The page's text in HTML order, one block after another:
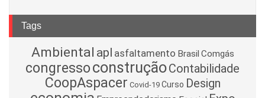
Tags
Ambiental apl asfaltamento Brasil Comgás
congressoconstruçãoContabilidade
CoopAspacer Covid-19 Curso Design